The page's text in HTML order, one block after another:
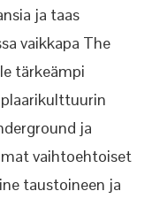
ja taas
vaikkapa The
tärkeämpi
ja
vaihtoehtoiset
taustoineen ja